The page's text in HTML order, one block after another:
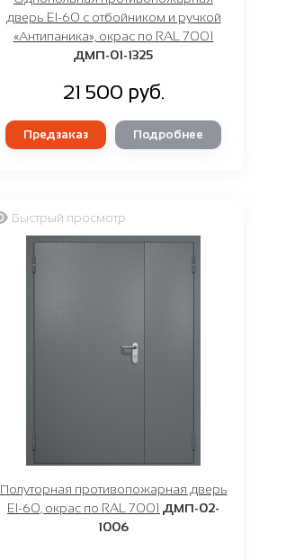
дверь EI-60 с отбойником и ручкой
«Антипаника», окрас по RAL 7001
ДМП-01-1325
21 500 руб.
Предзаказ Подробнее
Быстрый просмотр
Полуторная противопожарная дверь
EI-60, окрас по RAL 7001 ДМП-02-
1006